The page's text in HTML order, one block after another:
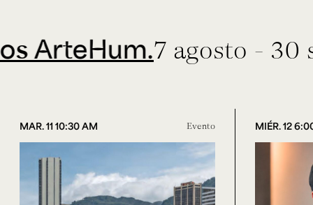
7 agosto - 30
MAR. 11 10:30 AM Evento MIÉR. 12